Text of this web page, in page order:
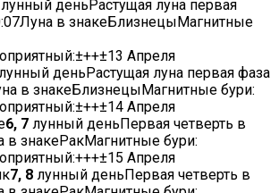
лунный деньРастущая луна первая
Луна в знакеБлизнецыМагнитные
±++±13 Апреля
деньРастущая луна первая фаза
в знакеБлизнецыМагнитные бури:
±++±14 Апреля
6, 7 лунный деньПервая четверть в
в знакеРакМагнитные бури:
+++±15 Апреля
7, 8 лунный деньПервая четверть в